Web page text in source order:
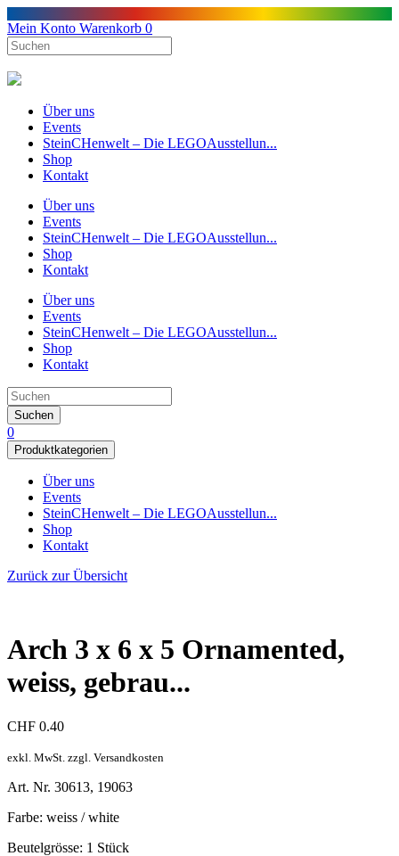
Mein Konto Warenkorb 0
Über uns
Events
SteinCHenwelt – Die LEGOAusstellun...
Shop
Kontakt
Über uns
Events
SteinCHenwelt – Die LEGOAusstellun...
Shop
Kontakt
Über uns
Events
SteinCHenwelt – Die LEGOAusstellun...
Shop
Kontakt
Suchen
0
Produktkategorien
Über uns
Events
SteinCHenwelt – Die LEGOAusstellun...
Shop
Kontakt
Zurück zur Übersicht
Arch 3 x 6 x 5 Ornamented,
weiss, gebrau...
CHF 0.40
exkl. MwSt. zzgl. Versandkosten
Art. Nr. 30613, 19063
Farbe: weiss / white
Beutelgrösse: 1 Stück